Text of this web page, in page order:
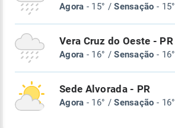
Agora - 15° /Sensação - 15°
Vera Cruz do Oeste - PR
Agora - 16° /Sensação - 16°
Sede Alvorada - PR
Agora - 16° /Sensação - 16°